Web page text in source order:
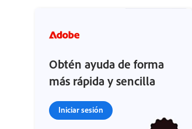
Obtén ayuda de forma
más rápida y sencilla
Iniciar sesión